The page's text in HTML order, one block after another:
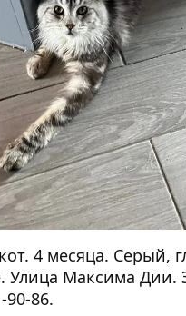
4 месяца. Серый,
Улица Максима Дии.
90-86.